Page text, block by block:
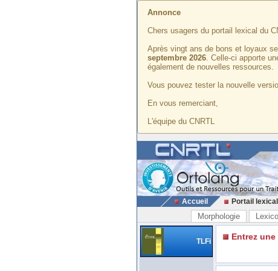
Annonce
Chers usagers du portail lexical du
Après vingt ans de bons et loyaux
septembre 2026. Celle-ci apporte
également de nouvelles ressources.
Vous pouvez tester la nouvelle
En vous remerciant,
L'équipe du CNRTL
Accueil Portail lexical
Morphologie
TLFi Entrez une